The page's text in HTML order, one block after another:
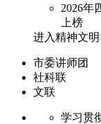
2026年
上榜
进入精神文
市委讲师团
社科联
文联
学习贯